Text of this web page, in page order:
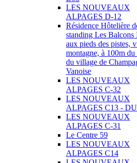
LES NOUVEAUX
ALPAGES D-12
Résidence Hôtelière
standing Les Balcons
aux pieds des pistes,
montagne, à 100m du
du village de
Vanoise
LES NOUVEAUX
ALPAGES C-32
LES NOUVEAUX
ALPAGES C13 -
LES NOUVEAUX
ALPAGES C-31
Le Centre 59
LES NOUVEAUX
ALPAGES C14